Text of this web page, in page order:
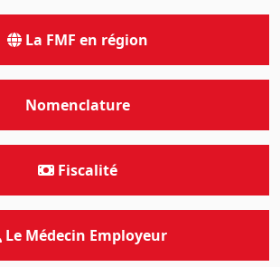
La FMF en région
Nomenclature
Fiscalité
Le Médecin Employeur